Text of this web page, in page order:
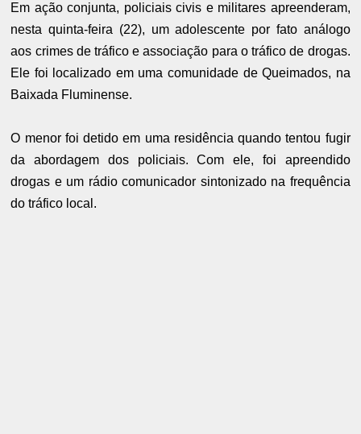
Em ação conjunta, policiais civis e militares apreenderam,
nesta quinta-feira (22), um adolescente por fato análogo
aos crimes de tráfico e associação para o tráfico de drogas.
Ele foi localizado em uma comunidade de Queimados, na
Baixada Fluminense.
O menor foi detido em uma residência quando tentou fugir
da abordagem dos policiais. Com ele, foi apreendido
drogas e um rádio comunicador sintonizado na frequência
do tráfico local.